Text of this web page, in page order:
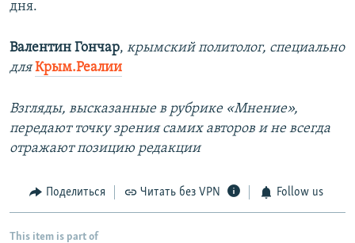
дня.
Валентин Гончар, крымский политолог, специально
для Крым.Реалии
Взгляды, высказанные в рубрике «Мнение»,
передают точку зрения самих авторов и не всегда
отражают позицию редакции
Поделиться Читать без VPN Follow us
This item is part of